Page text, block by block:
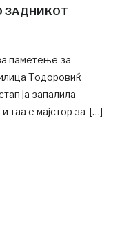
ЗАДНИКОТ
паметење за
Тодоровиќ
ја запалила
таа е мајстор за […]